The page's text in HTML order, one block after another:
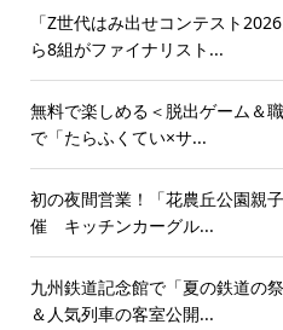
「Z世代はみ出せコンテスト
ら8組がファイナリスト...
無料で楽しめる＜脱出ゲーム＆
で「たらふくてい×サ...
初の夜間営業！「花農丘公園親
催 キッチンカーグル...
九州鉄道記念館で「夏の鉄道
＆人気列車の客室公開...